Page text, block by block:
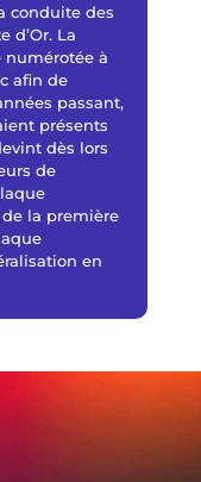
conduite des
d’Or. La
à
afin de
passant,
présents
dès lors
de
la première
en